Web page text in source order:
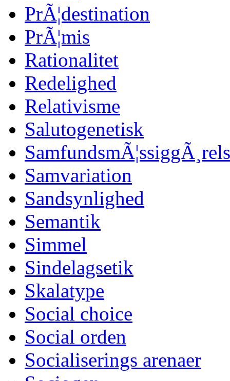
PrÃ¦destination
PrÃ¦mis
Rationalitet
Redelighed
Relativisme
Salutogenetisk
Samvariation
Sandsynlighed
Semantik
Simmel
Sindelagsetik
Skalatype
Social choice
Social orden
Socialiserings arenaer